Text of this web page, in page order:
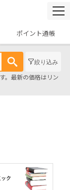
ポイント通帳
絞り込み
。最新の価格はリン